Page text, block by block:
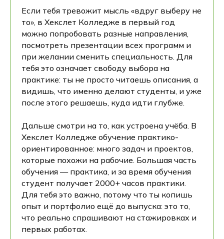
Если тебя тревожит мысль «вдруг выберу не
то», в Хекслет Колледже в первый год
можно попробовать разные направления,
посмотреть презентации всех программ и
при желании сменить специальность. Для
тебя это означает свободу выбора на
практике: ты не просто читаешь описания, а
видишь, что именно делают студенты, и уже
после этого решаешь, куда идти глубже.
Дальше смотри на то, как устроена учёба. В
Хекслет Колледже обучение практико-
ориентированное: много задач и проектов,
которые похожи на рабочие. Большая часть
обучения — практика, и за время обучения
студент получает 2000+ часов практики.
Для тебя это важно, потому что ты копишь
опыт и портфолио ещё до выпуска: это то,
что реально спрашивают на стажировках и
первых работах.